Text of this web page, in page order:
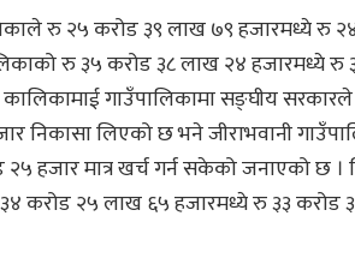
रु २५ करोड ३९ लाख ७९ हजारमध्ये रु
रु ३५ करोड ३८ लाख २४ हजारमध्ये
कालिकामाई गाउँपालिकामा सङ्घीय
निकासा लिएको छ भने जीराभवानी
हजार मात्र खर्च गर्न सकेको जनाएको छ ।
करोड २५ लाख ६५ हजारमध्ये रु ३३